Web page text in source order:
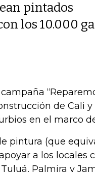
pintados
los 10.000
de Cali y
en el marco
pintura (que
a los locales
Palmira y